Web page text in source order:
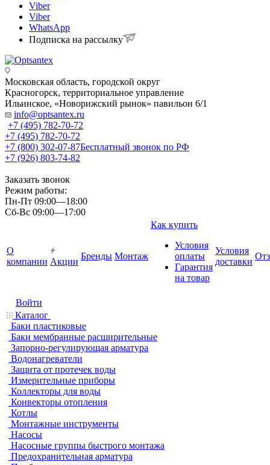
Viber
Viber
WhatsApp
Подписка на рассылку
Московская область, городской округ
Красногорск, территориальное управление
Ильинское, «Новорижский рынок» павильон 6/1
info@optsantex.ru
+7 (495) 782-70-72
+7 (495) 782-70-72
+7 (800) 302-07-87Бесплатный звонок по РФ
+7 (926) 803-74-82
Заказать звонок
Режим работы:
Пн-Пт 09:00—18:00
Сб-Вс 09:00—17:00
О
компании Акции
Бренды Монтаж
Как купить
Условия
оплаты
Гарантия
на товар
Условия
доставки
Войти
Каталог
Баки пластиковые
Баки мембранные расширительные
Запорно-регулирующая арматура
Водонагреватели
Защита от протечек воды
Измерительные приборы
Коллекторы для воды
Конвекторы отопления
Котлы
Монтажные инструменты
Насосы
Насосные группы быстрого монтажа
Предохранительная арматура